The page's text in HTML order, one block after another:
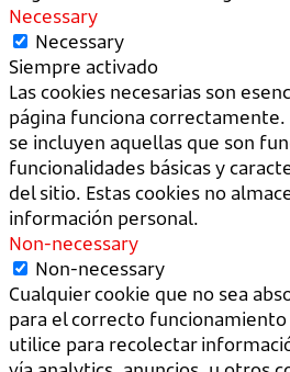
Necessary
Necessary
Siempre activado
Las cookies necesarias son
página funciona
se incluyen aquellas que son
funcionalidades básicas y
del sitio. Estas cookies no
información personal.
Non-necessary
Non-necessary
Cualquier cookie que no sea
para el correcto funcionamiento
utilice para recolectar